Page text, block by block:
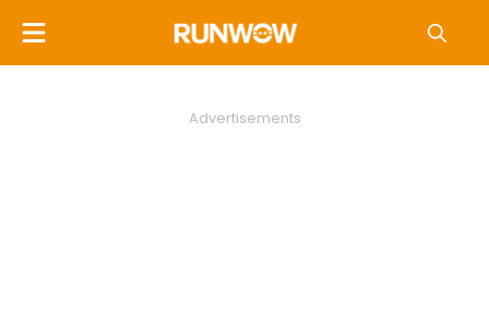
Advertisements